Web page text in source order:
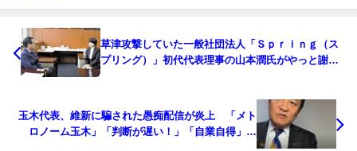
草津攻撃していた一般社団法人「Ｓｐｒｉｎｇ（ス
プリング）」初代代表理事の山本潤氏がやっと謝罪
玉木代表、維新に騙された愚痴配信が炎上 「メト
ロノーム玉木」「判断が遅い！」「自業自得」…